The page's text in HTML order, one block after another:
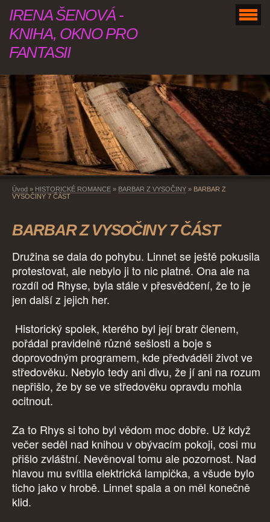
IRENA ŠENOVÁ -
KNIHA, OKNO PRO
FANTASII
Úvod » HISTORICKÉ ROMANCE » BARBAR Z VYSOČINY » BARBAR Z
VYSOČINY 7 ČÁST
BARBAR Z VYSOČINY 7 ČÁST
Družina se dala do pohybu. Linnet se ještě pokusila
protestovat, ale nebylo ji to nic platné. Ona ale na
rozdíl od Rhyse, byla stále v přesvědčení, že to je
jen další z jejich her.
Historický spolek, kterého byl její bratr členem,
pořádal pravidelně různé sešlosti a boje s
doprovodným programem, kde předváděli život ve
středověku. Nebylo tedy ani divu, že jí ani na rozum
nepřišlo, že by se ve středověku opravdu mohla
ocitnout.
Za to Rhys si toho byl vědom moc dobře. Už když
večer seděl nad knihou v obývacím pokoji, cosi mu
přišlo zvláštní. Nevěnoval tomu ale pozornost. Nad
hlavou mu svítila elektrická lampička, a všude bylo
ticho jako v hrobě. Linnet spala a on měl konečně
klid.